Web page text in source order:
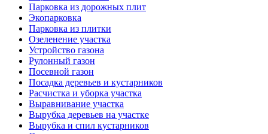
Парковка из дорожных плит
Экопарковка
Парковка из плитки
Озеленение участка
Устройство газона
Рулонный газон
Посевной газон
Посадка деревьев и кустарников
Расчистка и уборка участка
Выравнивание участка
Вырубка деревьев на участке
Вырубка и спил кустарников